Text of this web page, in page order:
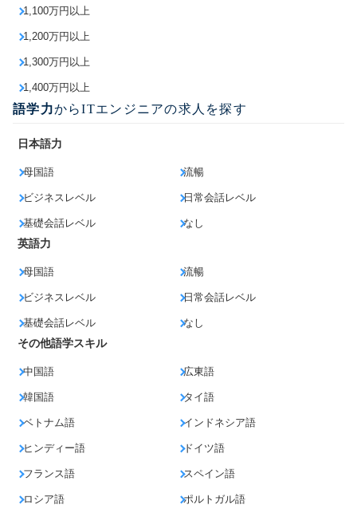
1,100万円以上
1,200万円以上
1,300万円以上
1,400万円以上
語学力からITエンジニアの求人を探す
日本語力
母国語 流暢
ビジネスレベル 日常会話レベル
基礎会話レベル なし
英語力
母国語 流暢
ビジネスレベル 日常会話レベル
基礎会話レベル なし
その他語学スキル
中国語 広東語
韓国語 タイ語
ベトナム語 インドネシア語
ヒンディー語 ドイツ語
フランス語 スペイン語
ロシア語 ポルトガル語